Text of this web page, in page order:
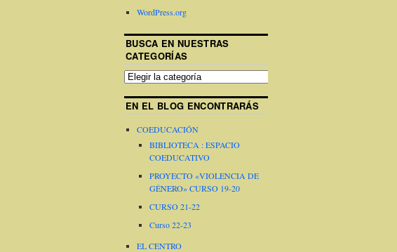
WordPress.org
BUSCA EN NUESTRAS
CATEGORÍAS
EN EL BLOG ENCONTRARÁS
COEDUCACIÓN
BIBLIOTECA : ESPACIO
COEDUCATIVO
PROYECTO «VIOLENCIA DE
GÉNERO» CURSO 19-20
CURSO 21-22
Curso 22-23
EL CENTRO